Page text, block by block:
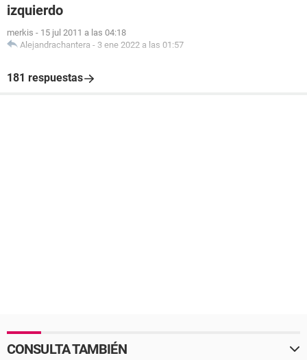
izquierdo
merkis - 15 jul 2011 a las 04:18
Alejandrachantera - 3 ene 2022 a las 01:57
181 respuestas
CONSULTA TAMBIÉN